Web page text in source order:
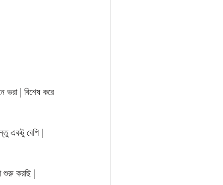
ভরা | বিশেষ করে
একটু বেশি |
শুরু করছি |